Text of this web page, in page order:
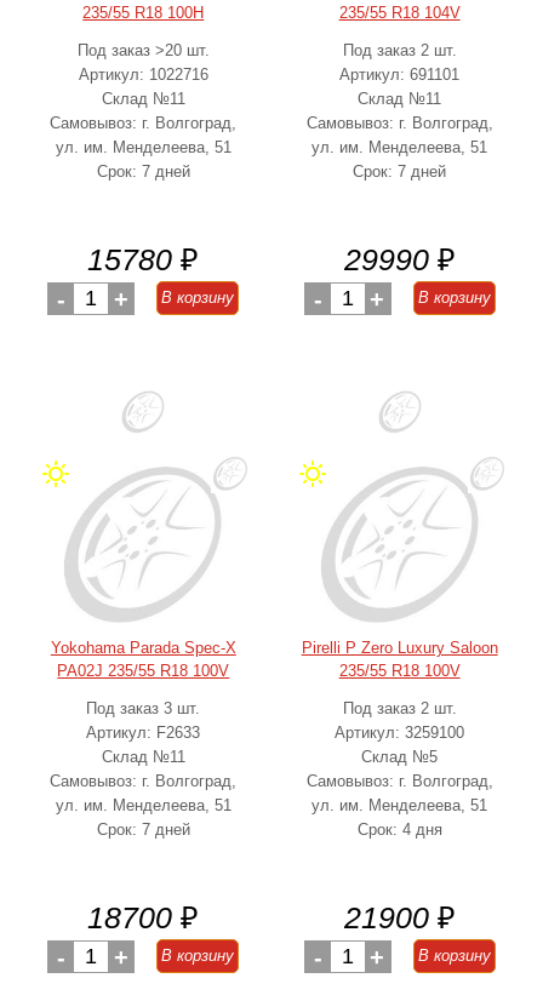
235/55 R18 100H
Под заказ >20 шт.
Артикул: 1022716
Склад №11
Самовывоз: г. Волгоград,
ул. им. Менделеева, 51
Срок: 7 дней
15780 ₽
- 1 + В корзину
235/55 R18 104V
Под заказ 2 шт.
Артикул: 691101
Склад №11
Самовывоз: г. Волгоград,
ул. им. Менделеева, 51
Срок: 7 дней
29990 ₽
- 1 + В корзину
Yokohama Parada Spec-X
PA02J 235/55 R18 100V
Под заказ 3 шт.
Артикул: F2633
Склад №11
Самовывоз: г. Волгоград,
ул. им. Менделеева, 51
Срок: 7 дней
18700 ₽
- 1 + В корзину
Pirelli P Zero Luxury Saloon
235/55 R18 100V
Под заказ 2 шт.
Артикул: 3259100
Склад №5
Самовывоз: г. Волгоград,
ул. им. Менделеева, 51
Срок: 4 дня
21900 ₽
- 1 + В корзину